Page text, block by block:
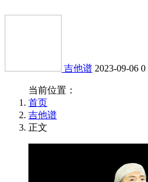
吉他谱 2023-09-06 0
当前位置：
首页
吉他谱
正文